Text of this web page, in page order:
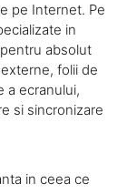
pe Internet. Pe
in
absolut
folii de
a ecranului,
si sincronizare
in ceea ce